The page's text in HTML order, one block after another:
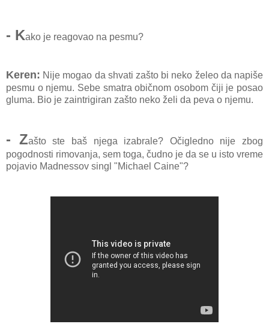
- Kako je reagovao na pesmu?
Keren: Nije mogao da shvati zašto bi neko želeo da napiše
pesmu o njemu. Sebe smatra običnom osobom čiji je posao
gluma. Bio je zaintrigiran zašto neko želi da peva o njemu.
- Zašto ste baš njega izabrale? Očigledno nije zbog
pogodnosti rimovanja, sem toga, čudno je da se u isto vreme
pojavio Madnessov singl "Michael Caine"?